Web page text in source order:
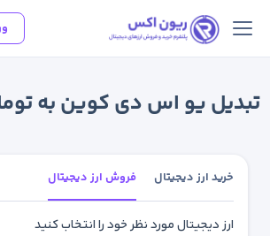
تبدیل یو اس دی کوین به
خرید ارز دیجیتال فروش ارز دیجیتال
ارز دیجیتال مورد نظر خود را انتخاب کنید